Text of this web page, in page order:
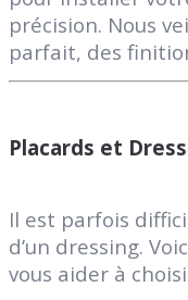
précision. Nous
parfait, des
Placards et
Il est parfois
d’un dressing.
vous aider à